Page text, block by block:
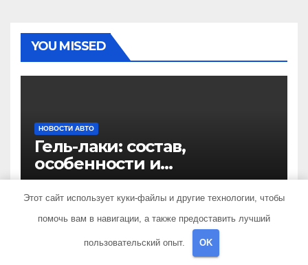
YOU MISSED
НОВОСТИ АВТО
Гель-лаки: состав,
особенности и
применение в маникюре
Этот сайт использует куки-файлы и другие технологии, чтобы
помочь вам в навигации, а также предоставить лучший
пользовательский опыт. OK